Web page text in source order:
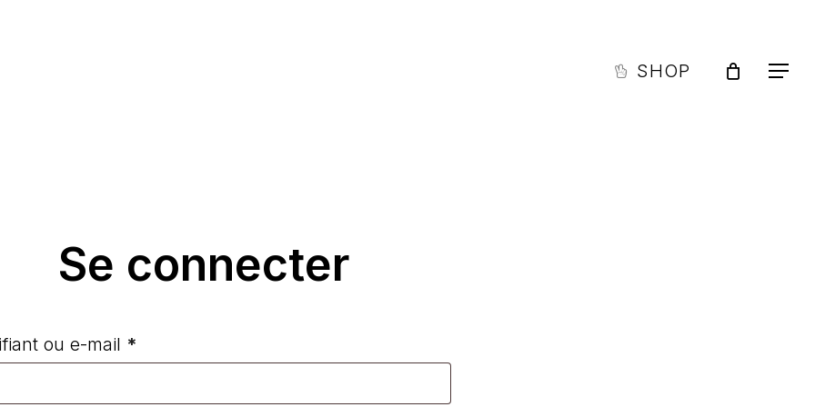
SHOP Menu
Cart
Se connecter
ou e-mail *